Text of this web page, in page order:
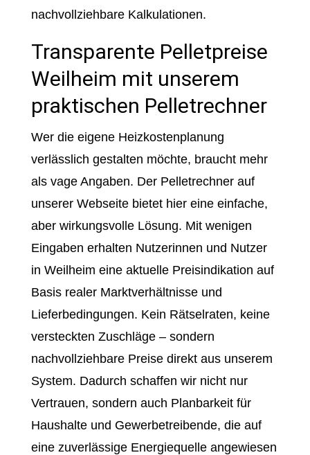
nachvollziehbare Kalkulationen.
Transparente Pelletpreise
Weilheim mit unserem
praktischen Pelletrechner
Wer die eigene Heizkostenplanung
verlässlich gestalten möchte, braucht mehr
als vage Angaben. Der Pelletrechner auf
unserer Webseite bietet hier eine einfache,
aber wirkungsvolle Lösung. Mit wenigen
Eingaben erhalten Nutzerinnen und Nutzer
in Weilheim eine aktuelle Preisindikation auf
Basis realer Marktverhältnisse und
Lieferbedingungen. Kein Rätselraten, keine
versteckten Zuschläge – sondern
nachvollziehbare Preise direkt aus unserem
System. Dadurch schaffen wir nicht nur
Vertrauen, sondern auch Planbarkeit für
Haushalte und Gewerbetreibende, die auf
eine zuverlässige Energiequelle angewiesen